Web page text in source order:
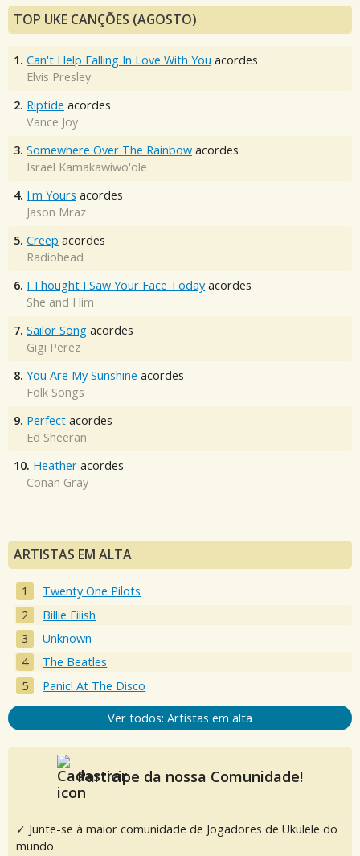
TOP UKE CANÇÕES (AGOSTO)
1. Can't Help Falling In Love With You acordes
Elvis Presley
2. Riptide acordes
Vance Joy
3. Somewhere Over The Rainbow acordes
Israel Kamakawiwo'ole
4. I'm Yours acordes
Jason Mraz
5. Creep acordes
Radiohead
6. I Thought I Saw Your Face Today acordes
She and Him
7. Sailor Song acordes
Gigi Perez
8. You Are My Sunshine acordes
Folk Songs
9. Perfect acordes
Ed Sheeran
10. Heather acordes
Conan Gray
ARTISTAS EM ALTA
Twenty One Pilots
Billie Eilish
Unknown
The Beatles
Panic! At The Disco
Ver todos: Artistas em alta
Participe da nossa Comunidade!
✓ Junte-se à maior comunidade de Jogadores de Ukulele do
mundo